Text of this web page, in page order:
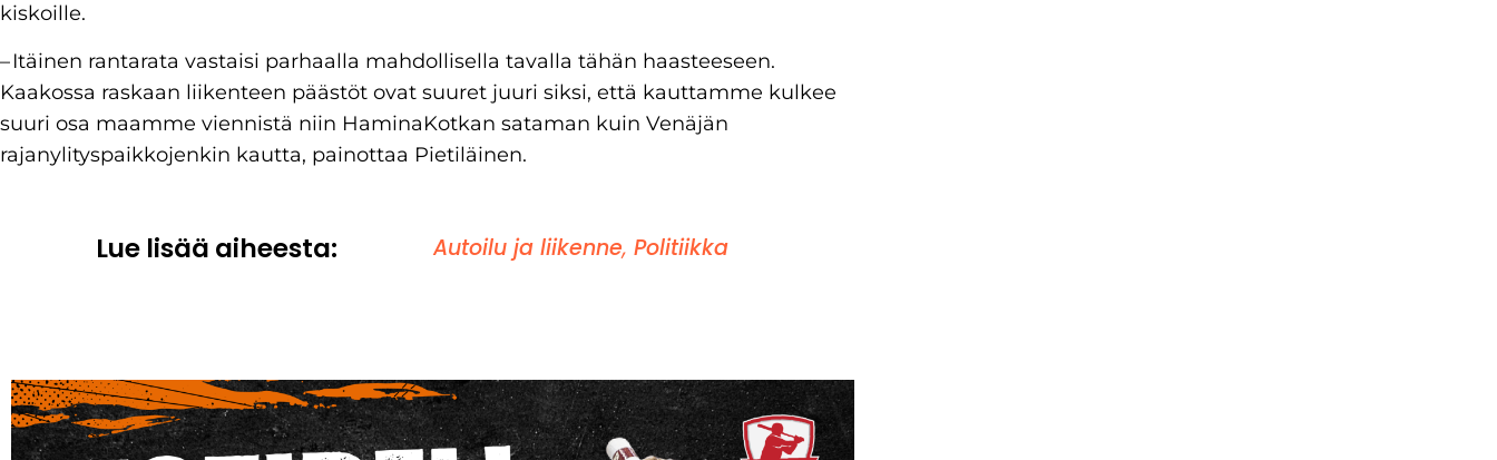
kiskoille.
– Itäinen rantarata vastaisi parhaalla mahdollisella tavalla tähän haasteeseen.
Kaakossa raskaan liikenteen päästöt ovat suuret juuri siksi, että kauttamme kulkee
suuri osa maamme viennistä niin HaminaKotkan sataman kuin Venäjän
rajanylityspaikkojenkin kautta, painottaa Pietiläinen.
Lue lisää aiheesta: Autoilu ja liikenne, Politiikka